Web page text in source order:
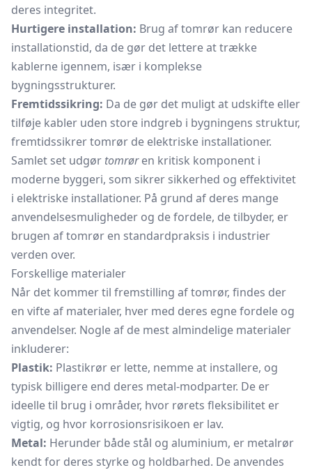
deres integritet.
Hurtigere installation: Brug af tomrør kan reducere
installationstid, da de gør det lettere at trække
kablerne igennem, især i komplekse
bygningsstrukturer.
Fremtidssikring: Da de gør det muligt at udskifte eller
tilføje kabler uden store indgreb i bygningens struktur,
fremtidssikrer tomrør de elektriske installationer.
Samlet set udgør tomrøren kritisk komponent i
moderne byggeri, som sikrer sikkerhed og effektivitet
i elektriske installationer. På grund af deres mange
anvendelsesmuligheder og de fordele, de tilbyder, er
brugen af tomrør en standardpraksis i industrier
verden over.
Forskellige materialer
Når det kommer til fremstilling af tomrør, findes der
en vifte af materialer, hver med deres egne fordele og
anvendelser. Nogle af de mest almindelige materialer
inkluderer:
Plastik: Plastikrør er lette, nemme at installere, og
typisk billigere end deres metal-modparter. De er
ideelle til brug i områder, hvor rørets fleksibilitet er
vigtig, og hvor korrosionsrisikoen er lav.
Metal: Herunder både stål og aluminium, er metalrør
kendt for deres styrke og holdbarhed. De anvendes